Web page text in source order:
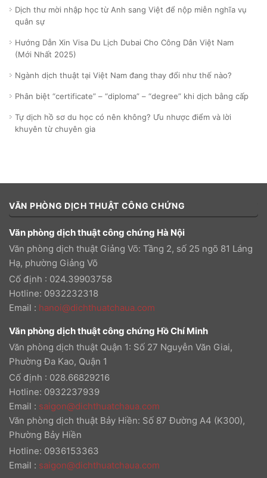
Dịch thư mời nhập học từ Anh sang Việt để nộp miễn nghĩa vụ
quân sự
Hướng Dẫn Xin Visa Du Lịch Dubai Cho Công Dân Việt Nam
(Mới Nhất 2025)
Ngành dịch thuật tại Việt Nam đang thay đổi như thế nào?
Phân biệt “certificate” – “diploma” – “degree” khi dịch bằng cấp
Tự dịch hồ sơ du học có nên không? Ưu nhược điểm và lời
khuyên từ chuyên gia
VĂN PHÒNG DỊCH THUẬT CÔNG CHỨNG
Văn phòng dịch thuật công chứng Hà Nội
Văn phòng dịch thuật Giảng Võ: Tầng 2, số 25 ngõ 81 Láng
Hạ, phường Giảng Võ
Cố định : 024.39903758
Hotline: 0932232318
Email : hanoi@dichthuatchaua.com
Văn phòng dịch thuật công chứng Hồ Chí Minh
Văn phòng dịch thuật Quận 1: Số 27 Nguyễn Văn Giai,
Phường Đa Kao, Quận 1
Cố định : 028.66829216
Hotline: 0932237939
Email : saigon@dichthuatchaua.com
Văn phòng dịch thuật Bảy Hiền: Số 87 Đường A4 (K300),
Phường Bảy Hiền
Hotline: 0936153363
Email : saigon@dichthuatchaua.com